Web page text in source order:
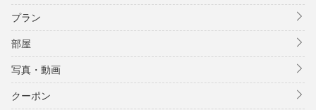
プラン
部屋
写真・動画
クーポン